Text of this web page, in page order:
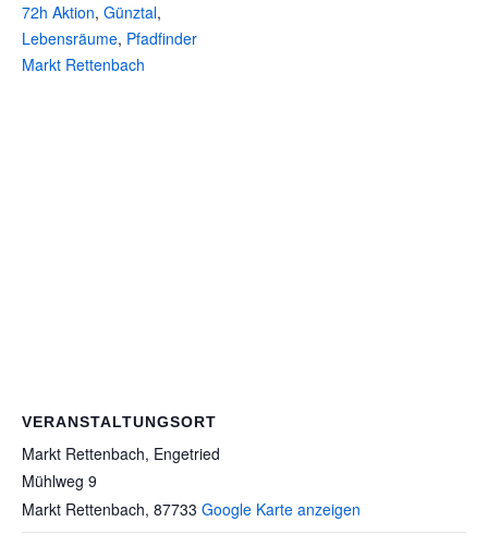
72h Aktion, Günztal,
Lebensräume, Pfadfinder
Markt Rettenbach
VERANSTALTUNGSORT
Markt Rettenbach, Engetried
Mühlweg 9
Markt Rettenbach, 87733 Google Karte anzeigen